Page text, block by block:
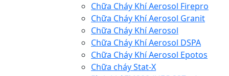
Chữa Cháy Khí Aerosol Firepro
Chữa Cháy Khí Aerosol Granit
Chữa Cháy Khí Aerosol
Chữa Cháy Khí Aerosol DSPA
Chữa Cháy Khí Aerosol Epotos
Chữa cháy Stat-X